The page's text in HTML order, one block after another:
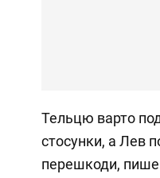
Тельцю варто
стосунки, а Лев
перешкоди, пише